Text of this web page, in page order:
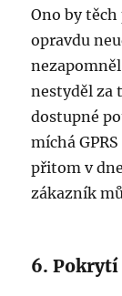
Ono by
opravdu
nestyděl za
dostupné
míchá
přitom v
zákazník
6. Pokrytí